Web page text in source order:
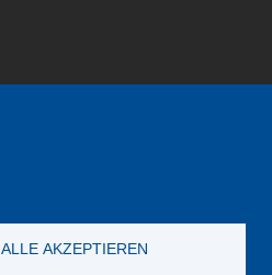
ALLE AKZEPTIEREN